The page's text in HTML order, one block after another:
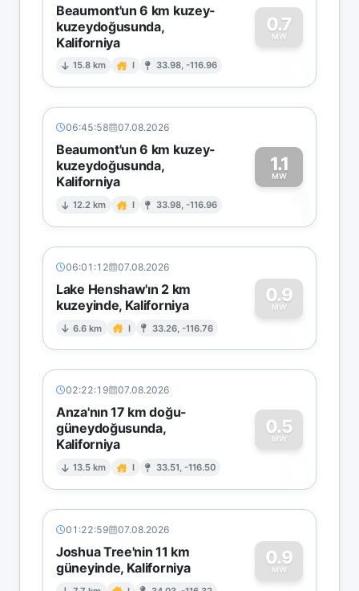
Beaumont'un 6 km kuzey-
kuzeydoğusunda,
Kaliforniya
15.8 km I 33.98, -116.96
0.7
MW
0
06:45:58 07.08.2026
Beaumont'un 6 km kuzey-
kuzeydoğusunda,
Kaliforniya
12.2 km I 33.98, -116.96
1.1
MW
1
06:01:12 07.08.2026
Lake Henshaw'ın 2 km
kuzeyinde, Kaliforniya
6.6 km I 33.26, -116.76
0.9
MW
0
02:22:19 07.08.2026
Anza'nın 17 km doğu-
güneydoğusunda,
Kaliforniya
13.5 km I 33.51, -116.50
0.5
MW
0
01:22:59 07.08.2026
Joshua Tree'nin 11 km
güneyinde, Kaliforniya
0.9
MW